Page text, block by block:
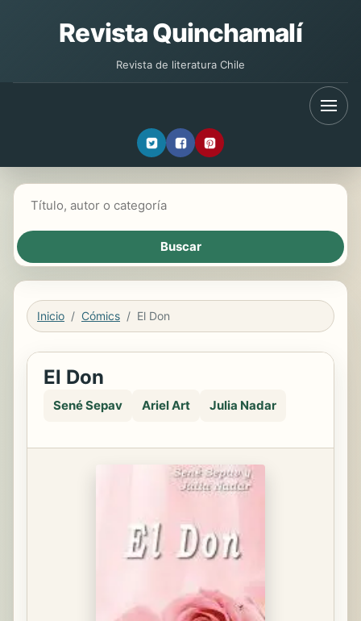
Revista Quinchamalí
Revista de literatura Chile
Inicio Cómics El Don
El Don
Sené Sepav Ariel Art Julia Nadar